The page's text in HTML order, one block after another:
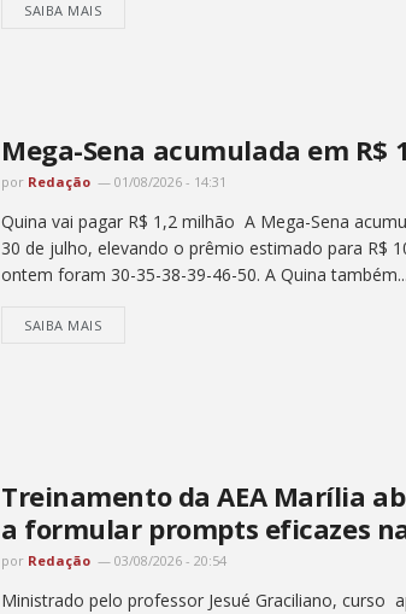
SAIBA MAIS
Mega-Sena acumulada em R$
por Redação 01/08/2026 - 14:31
Quina vai pagar R$ 1,2 milhão A Mega-Sena
30 de julho, elevando o prêmio estimado para R$
ontem foram 30-35-38-39-46-50. A Quina também...
SAIBA MAIS
Treinamento da AEA Marília
a formular prompts eficazes
por Redação 03/08/2026 - 20:54
Ministrado pelo professor Jesué Graciliano, curso